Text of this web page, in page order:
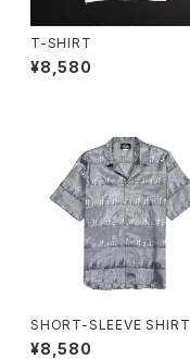
T-SHIRT
¥8,580
SHORT-SLEEVE SHIRT
¥8,580